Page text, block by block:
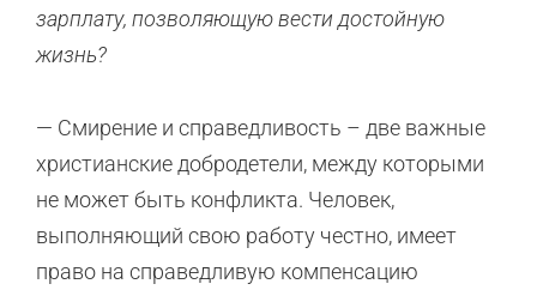
зарплату, позволяющую вести достойную
жизнь?
— Смирение и справедливость – две важные
христианские добродетели, между которыми
не может быть конфликта. Человек,
выполняющий свою работу честно, имеет
право на справедливую компенсацию